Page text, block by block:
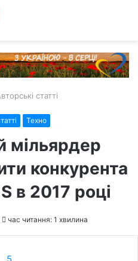
статті
Техно
мільярдер
конкурента
в 2017 році
час читання: 1 хвилина